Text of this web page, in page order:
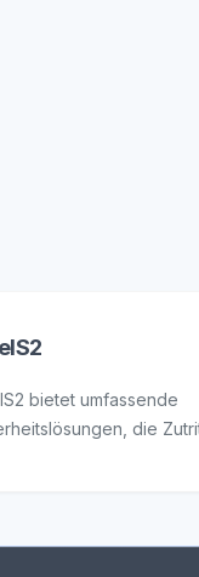
bietet umfassende
die